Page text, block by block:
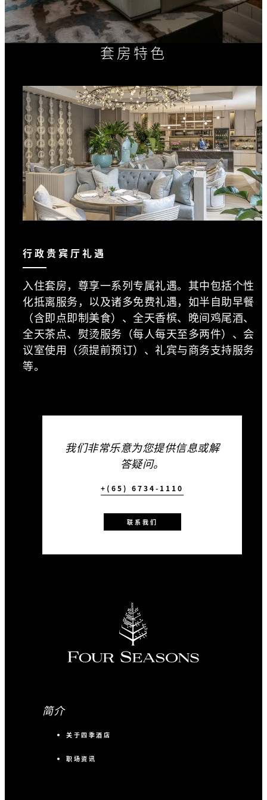
套房特色
行政贵宾厅礼遇
入住套房，尊享一系列专属礼遇。其中包括个性
化抵离服务，以及诸多免费礼遇，如半自助早餐
（含即点即制美食）、全天香槟、晚间鸡尾酒、
全天茶点、熨烫服务（每人每天至多两件）、会
议室使用（须提前预订）、礼宾与商务支持服务
等。
我们非常乐意为您提供信息或解
答疑问。
+(65) 6734-1110
联系我们
简介
关于四季酒店
职场资讯